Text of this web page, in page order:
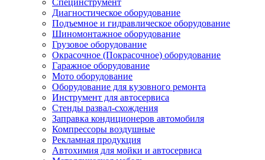
Специнструмент
Диагностическое оборудование
Подъемное и гидравлическое оборудование
Шиномонтажное оборудование
Грузовое оборудование
Окрасочное (Покрасочное) оборудование
Гаражное оборудование
Мото оборудование
Оборудование для кузовного ремонта
Инструмент для автосервиса
Стенды развал-схождения
Заправка кондиционеров автомобиля
Компрессоры воздушные
Рекламная продукция
Автохимия для мойки и автосервиса